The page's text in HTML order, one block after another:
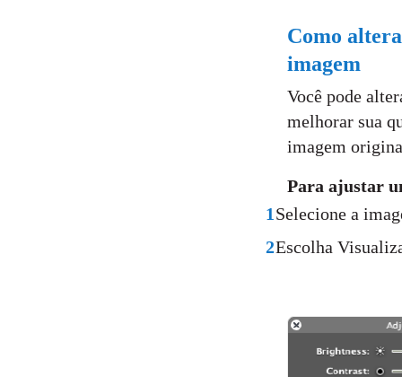
Como
imagem
Você pode
melhorar sua
imagem
Para ajustar
1 Selecione a
2Escolha